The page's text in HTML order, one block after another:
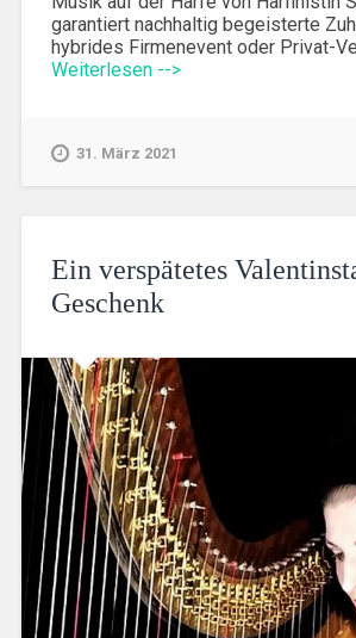
garantiert nachhaltig begeisterte
hybrides Firmenevent oder Privat-
Weiterlesen -->
31. März 2021
Ein verspätetes
Geschenk